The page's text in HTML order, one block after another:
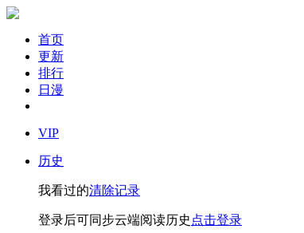
首页
更新
排行
日漫
VIP
历史
我看过的清除记录
登录后可同步云端阅读历史 点击登录